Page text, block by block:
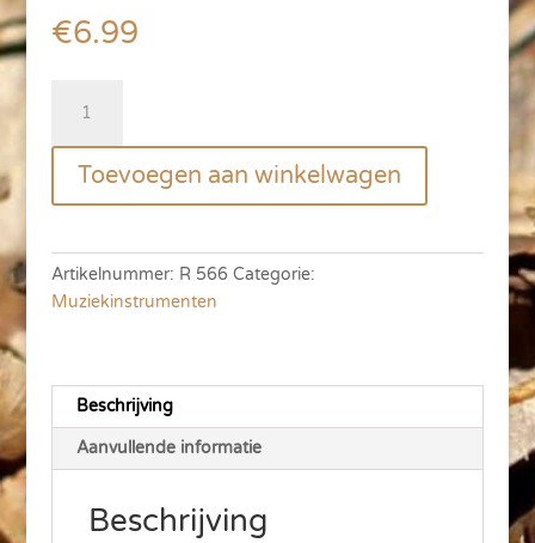
€6.99
pastel
groen
blauw
Toevoegen aan winkelwagen
Artikelnummer: R 566 Categorie:
Muziekinstrumenten
Beschrijving
Aanvullende informatie
Beschrijving